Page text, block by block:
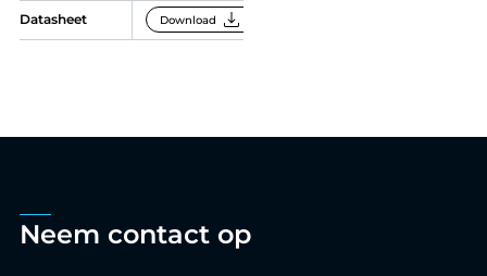
Datasheet Download download
Neem contact op